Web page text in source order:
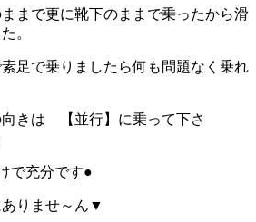
まで更に靴下のままで乗ったから滑
。
足で乗りましたら何も問題なく乗れ
きは 【並行】に乗って下さ
で充分です●
りませ～ん▼